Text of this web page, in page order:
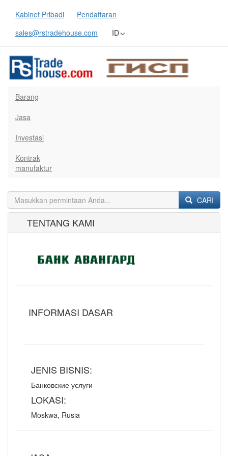
Kabinet Pribadi
Pendaftaran
sales@rstradehouse.com
ID
Barang
Jasa
Investasi
Kontrak
manufaktur
CARI
TENTANG KAMI
INFORMASI DASAR
JENIS BISNIS:
Банковские услуги
LOKASI:
Moskwa, Rusia